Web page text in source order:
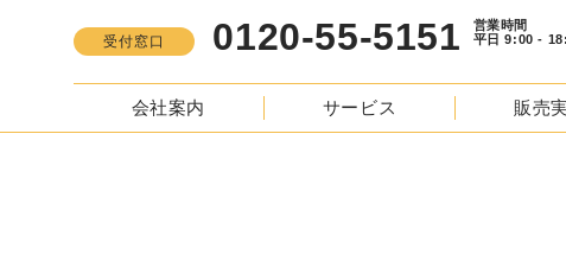
受付窓口 0120-55-5151
営業時間
平日 9:00 - 18:00
会社案内 サービス 販売